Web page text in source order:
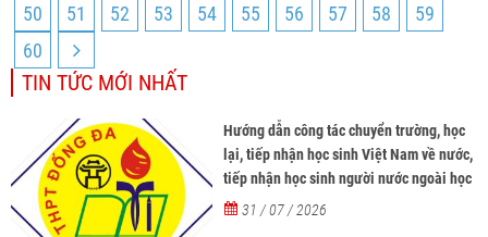
50
51 52 53 54 55 56 57 58
59
60
TIN TỨC MỚI NHẤT
Hướng dẫn công tác chuyển trường, học
lại, tiếp nhận học sinh Việt Nam về nước,
tiếp nhận học sinh người nước ngoài học
tại các trường từ năm học 2026-2027
31 / 07 / 2026